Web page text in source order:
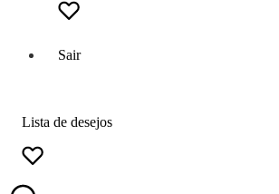
Sair
Lista de desejos